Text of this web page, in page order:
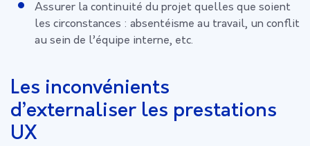
Assurer la continuité du projet quelles que soient
les circonstances : absentéisme au travail, un conflit
au sein de l’équipe interne, etc.
Les inconvénients
d’externaliser les prestations
UX